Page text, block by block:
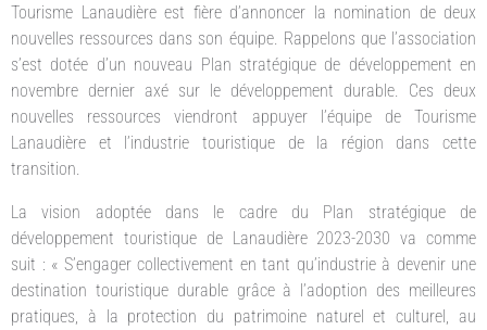
Tourisme Lanaudière est fière d’annoncer la nomination de deux
nouvelles ressources dans son équipe. Rappelons que l’association
s’est dotée d’un nouveau Plan stratégique de développement en
novembre dernier axé sur le développement durable. Ces deux
nouvelles ressources viendront appuyer l’équipe de Tourisme
Lanaudière et l’industrie touristique de la région dans cette
transition.
La vision adoptée dans le cadre du Plan stratégique de
développement touristique de Lanaudière 2023-2030 va comme
suit : « S’engager collectivement en tant qu’industrie à devenir une
destination touristique durable grâce à l’adoption des meilleures
pratiques, à la protection du patrimoine naturel et culturel, au